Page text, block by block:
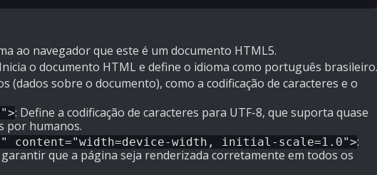
ao navegador que este é um documento HTML5.
o documento HTML e define o idioma como português brasileiro.
(dados sobre o documento), como a codificação de caracteres e o
: Define a codificação de caracteres para UTF-8, que suporta quase
por humanos.
content="width=device-width, initial-scale=1.0">:
que a página seja renderizada corretamente em todos os